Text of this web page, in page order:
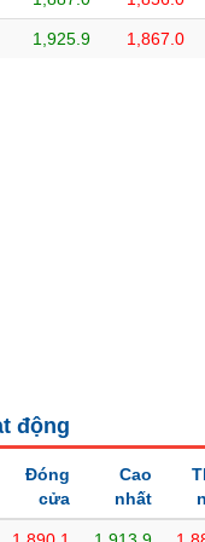
1,925.9 1,867.0
động
Đóng
cửa
Cao
nhất